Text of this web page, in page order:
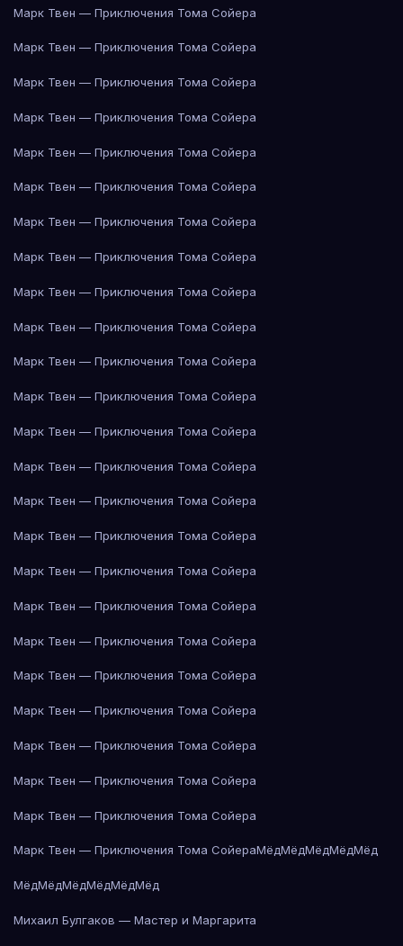
Марк Твен — Приключения Тома Сойера
Марк Твен — Приключения Тома Сойера
Марк Твен — Приключения Тома Сойера
Марк Твен — Приключения Тома Сойера
Марк Твен — Приключения Тома Сойера
Марк Твен — Приключения Тома Сойера
Марк Твен — Приключения Тома Сойера
Марк Твен — Приключения Тома Сойера
Марк Твен — Приключения Тома Сойера
Марк Твен — Приключения Тома Сойера
Марк Твен — Приключения Тома Сойера
Марк Твен — Приключения Тома Сойера
Марк Твен — Приключения Тома Сойера
Марк Твен — Приключения Тома Сойера
Марк Твен — Приключения Тома Сойера
Марк Твен — Приключения Тома Сойера
Марк Твен — Приключения Тома Сойера
Марк Твен — Приключения Тома Сойера
Марк Твен — Приключения Тома Сойера
Марк Твен — Приключения Тома Сойера
Марк Твен — Приключения Тома Сойера
Марк Твен — Приключения Тома Сойера
Марк Твен — Приключения Тома Сойера
Марк Твен — Приключения Тома Сойера
Марк Твен — Приключения Тома СойераМёдМёдМёдМёдМёд
МёдМёдМёдМёдМёдМёд
Михаил Булгаков — Мастер и Маргарита